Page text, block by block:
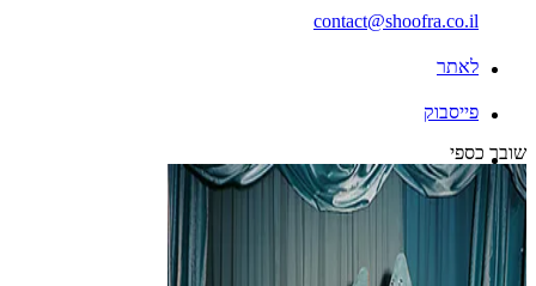
contact@shoofra.co.il
לאתר
פייסבוק
שובר כספי